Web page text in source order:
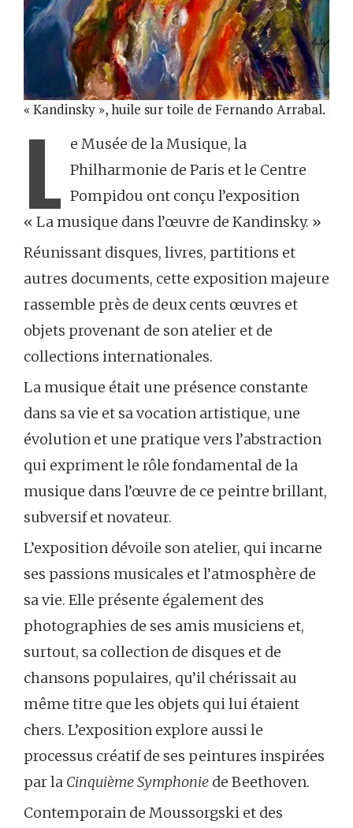
« Kandinsky », huile sur toile de Fernando Arrabal.
L e Musée de la Musique, la
Philharmonie de Paris et le Centre
Pompidou ont conçu l’exposition
« La musique dans l’œuvre de Kandinsky. »
Réunissant disques, livres, partitions et
autres documents, cette exposition majeure
rassemble près de deux cents œuvres et
objets provenant de son atelier et de
collections internationales.
La musique était une présence constante
dans sa vie et sa vocation artistique, une
évolution et une pratique vers l’abstraction
qui expriment le rôle fondamental de la
musique dans l’œuvre de ce peintre brillant,
subversif et novateur.
L’exposition dévoile son atelier, qui incarne
ses passions musicales et l’atmosphère de
sa vie. Elle présente également des
photographies de ses amis musiciens et,
surtout, sa collection de disques et de
chansons populaires, qu’il chérissait au
même titre que les objets qui lui étaient
chers. L’exposition explore aussi le
processus créatif de ses peintures inspirées
par la Cinquième Symphonie de Beethoven.
Contemporain de Moussorgski et des